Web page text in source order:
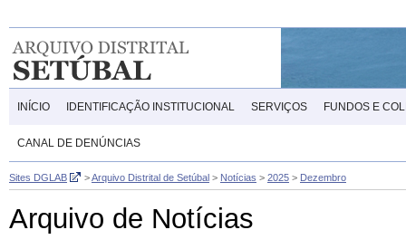
INÍCIO IDENTIFICAÇÃO INSTITUCIONAL SERVIÇOS FUNDOS E
CANAL DE DENÚNCIAS
Sites DGLAB >Arquivo Distrital de Setúbal > Notícias > 2025 > Dezembro
Arquivo de Notícias